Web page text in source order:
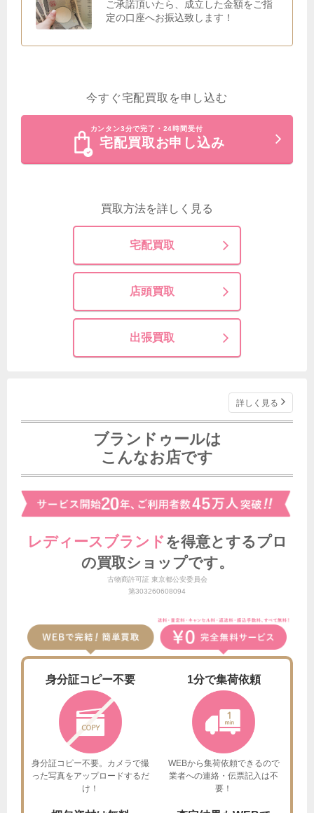
ご承諾頂いたら、成立した金額をご指
定の口座へお振込致します！
今すぐ宅配買取を申し込む
カンタン3分で完了・24時間受付
宅配買取お申し込み
買取方法を詳しく見る
宅配買取
店頭買取
出張買取
詳しく見る
ブランドゥールは
こんなお店です
レディースブランド を得意とする プロ
の買取ショップです。
古物商許可証 東京都公安委員会
第303260608094
身分証コピー不要
身分証コピー不要。カメラで撮
った写真をアップロードするだ
け！
1分で集荷依頼
WEBから集荷依頼できるので
業者への連絡・伝票記入は不
要！